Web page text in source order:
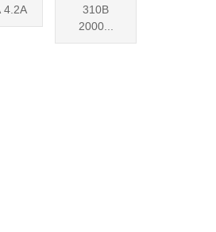
4.2А
310В
2000...